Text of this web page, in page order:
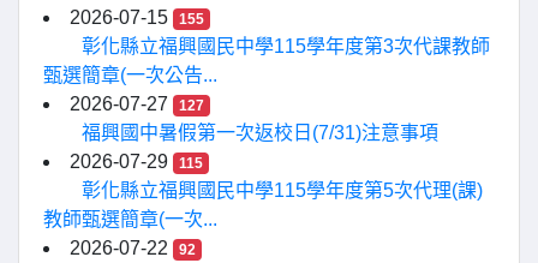
2026-07-15
155
彰化縣立福興國民中學115學年度第3次代課教師
甄選簡章(一次公告...
2026-07-27
127
福興國中暑假第一次返校日(7/31)注意事項
2026-07-29
115
彰化縣立福興國民中學115學年度第5次代理(課)
教師甄選簡章(一次...
2026-07-22
92